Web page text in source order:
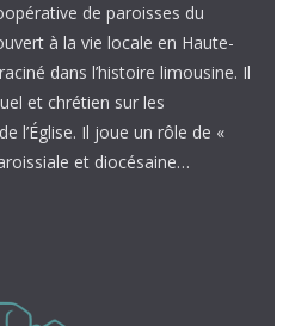
de paroisses du
à la vie locale en Haute-
dans l’histoire limousine. Il
et chrétien sur les
l’Église. Il joue un rôle de «
et diocésaine…